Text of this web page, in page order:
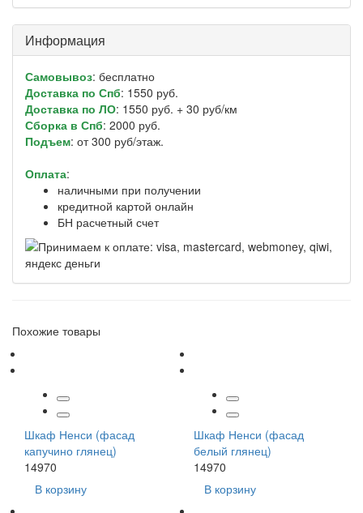
Информация
Самовывоз: бесплатно
Доставка по Спб: 1550 руб.
Доставка по ЛО: 1550 руб. + 30 руб/км
Сборка в Спб: 2000 руб.
Подъем: от 300 руб/этаж.
Оплата:
наличными при получении
кредитной картой онлайн
БН расчетный счет
Похожие товары
Шкаф Ненси (фасад
капучино глянец)
14970
В корзину
Шкаф Ненси (фасад
белый глянец)
14970
В корзину